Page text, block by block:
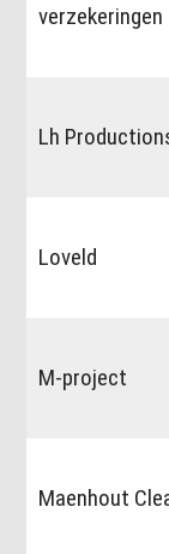
verzekeringen
Lh
Loveld
M-project
Maenhout